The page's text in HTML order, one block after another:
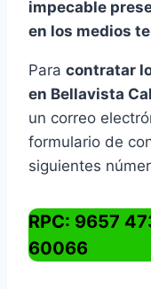
impecable
en los medios
Para contratar
en Bellavista
un correo
formulario de
siguientes
RPC: 9657
60066